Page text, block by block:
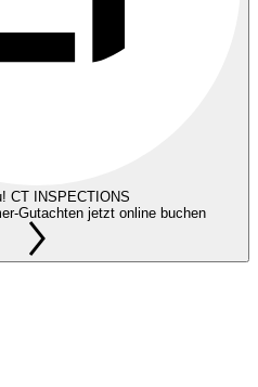
CT INSPECTIONS
Gutachten jetzt online buchen